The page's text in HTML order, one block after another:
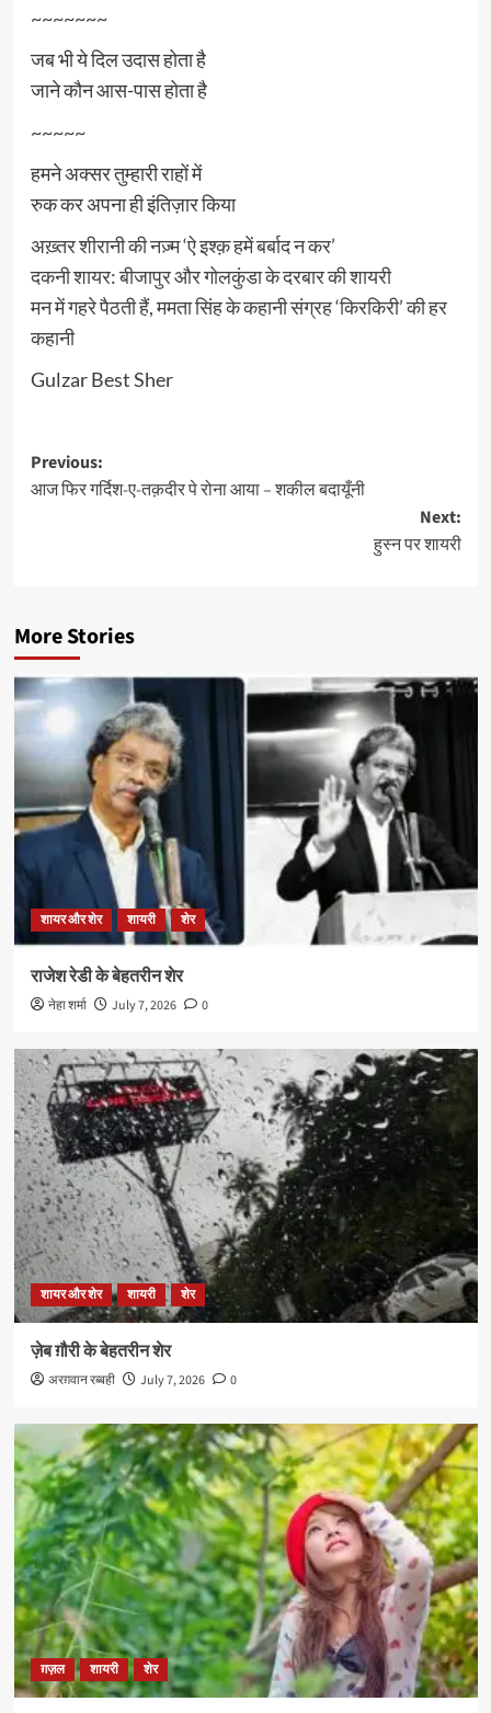
~~~~~~~
जब भी ये दिल उदास होता है
जाने कौन आस-पास होता है
~~~~~
हमने अक्सर तुम्हारी राहों में
रुक कर अपना ही इंतिज़ार किया
अख़्तर शीरानी की नज़्म ‘ऐ इश्क़ हमें बर्बाद न कर’
दकनी शायर: बीजापुर और गोलकुंडा के दरबार की शायरी
मन में गहरे पैठती हैं, ममता सिंह के कहानी संग्रह ‘किरकिरी’ की हर
कहानी
Gulzar Best Sher
Post
navigation
Previous:
आज फिर गर्दिश-ए-तक़दीर पे रोना आया – शकील बदायूँनी
Next:
हुस्न पर शायरी
More Stories
शायर और शेर शायरी शेर
राजेश रेडी के बेहतरीन शेर
नेहा शर्मा July 7, 2026 0
शायर और शेर शायरी शेर
ज़ेब ग़ौरी के बेहतरीन शेर
अरग़वान रब्बही July 7, 2026 0
ग़ज़ल शायरी शेर